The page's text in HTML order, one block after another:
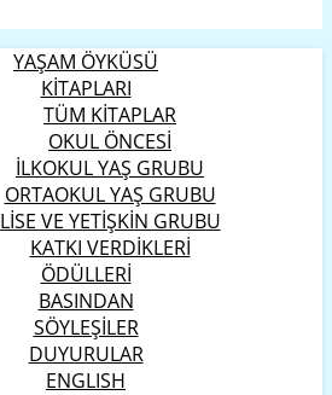
YAŞAM ÖYKÜSÜ
KİTAPLARI
TÜM KİTAPLAR
OKUL ÖNCESİ
İLKOKUL YAŞ GRUBU
ORTAOKUL YAŞ GRUBU
LİSE VE YETİŞKİN GRUBU
KATKI VERDİKLERİ
ÖDÜLLERİ
BASINDAN
SÖYLEŞİLER
DUYURULAR
ENGLISH